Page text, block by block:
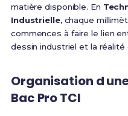
matière disponible. En
Industrielle, chaque
commences à faire le lien
dessin industriel et la réalité
Organisation d
Bac Pro TCI